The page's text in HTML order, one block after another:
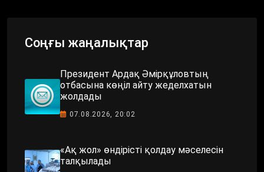
Соңғы жаңалықтар
Президент Ардақ Әмірқұловтың
отбасына көңіл айту жеделхатын
жолдады
07.08.2026, 20:02
«Ақ жол» өндірісті қолдау мәселесін
талқылады